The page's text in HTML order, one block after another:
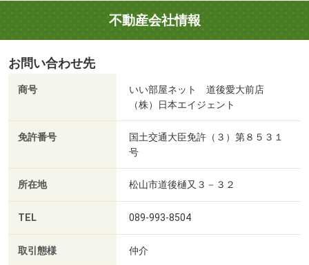
不動産会社情報
お問い合わせ先
商号
いい部屋ネット 道後愛大前店
（株）日本エイジェント
免許番号
国土交通大臣免許（３）第８５３１
号
所在地 松山市道後樋又３－３２
TEL 089-993-8504
取引態様 仲介